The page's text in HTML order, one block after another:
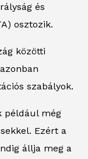
és
osztozik.
közötti
szabályok.
például még
Ezért a
állja meg a